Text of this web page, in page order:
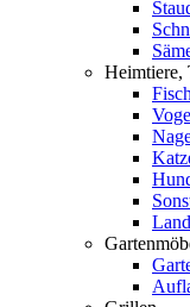
Heimtiere,